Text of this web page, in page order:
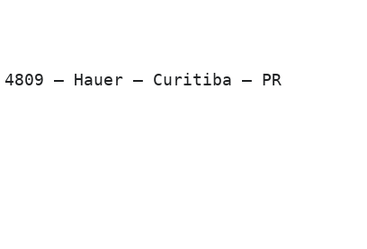
– Hauer – Curitiba – PR